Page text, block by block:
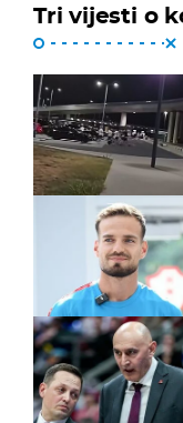
Tri vijesti o